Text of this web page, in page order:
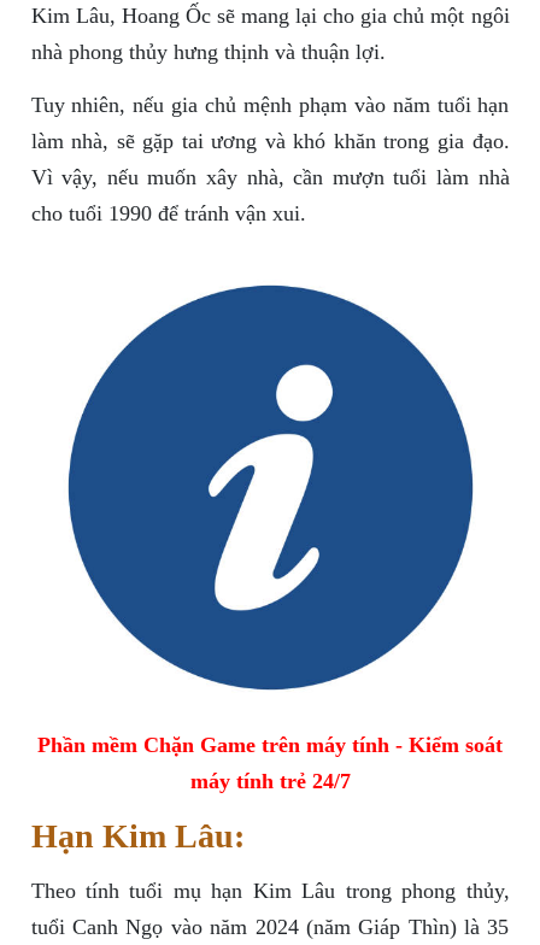
Kim Lâu, Hoang Ốc sẽ mang lại cho gia chủ một ngôi
nhà phong thủy hưng thịnh và thuận lợi.
Tuy nhiên, nếu gia chủ mệnh phạm vào năm tuổi hạn
làm nhà, sẽ gặp tai ương và khó khăn trong gia đạo.
Vì vậy, nếu muốn xây nhà, cần mượn tuổi làm nhà
cho tuổi 1990 để tránh vận xui.
Phần mềm Chặn Game trên máy tính - Kiểm soát
máy tính trẻ 24/7
Hạn Kim Lâu:
Theo tính tuổi mụ hạn Kim Lâu trong phong thủy,
tuổi Canh Ngọ vào năm 2024 (năm Giáp Thìn) là 35